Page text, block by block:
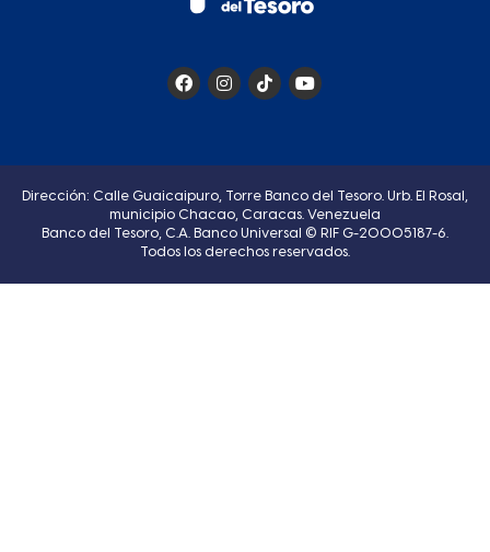
Dirección: Calle Guaicaipuro, Torre Banco del Tesoro. Urb. El Rosal,
municipio Chacao, Caracas. Venezuela
Banco del Tesoro, C.A. Banco Universal © RIF G-20005187-6.
Todos los derechos reservados.